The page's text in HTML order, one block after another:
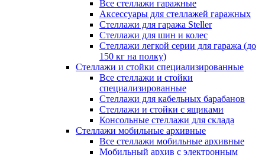
Все стеллажи гаражные
Аксессуары для стеллажей гаражных
Стеллажи для гаража Steller
Стеллажи для шин и колес
Стеллажи легкой серии для гаража (до
150 кг на полку)
Стеллажи и стойки специализированные
Все стеллажи и стойки
специализированные
Стеллажи для кабельных барабанов
Стеллажи и стойки с ящиками
Консольные стеллажи для склада
Стеллажи мобильные архивные
Все стеллажи мобильные архивные
Мобильный архив с электронным